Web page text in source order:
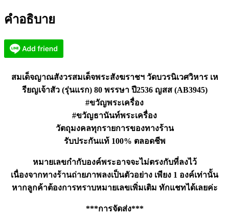
ราชฯ
รียญ
สัว
คำอธิบาย
สมเด็จญาณสังวรสมเด็จพระสังฆราชฯ วัดบวรนิเวศวิหาร เห
รียญเจ้าสัว (รุ่นแรก) 80 พรรษา ปี2536 ญสส (AB3945)
#ขวัญพระเครื่อง
#ขวัญธานันท์พระเครื่อง
วัตถุมงคลทุกรายการของทางร้าน
รับประกันแท้ 100% ตลอดชีพ
หมายเลขกำกับองค์พระอาจจะไม่ตรงกับที่ลงไว้
เนื่องจากทางร้านถ่ายภาพลงเป็นตัวอย่าง เพียง 1 องค์เท่านั้น
หากลูกค้าต้องการทราบหมายเลขเพิ่มเติม ทักแชทได้เลยค่ะ
***การจัดส่ง***